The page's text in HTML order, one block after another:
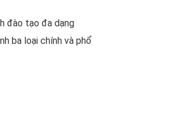
đào tạo đa dạng
ba loại chính và phổ